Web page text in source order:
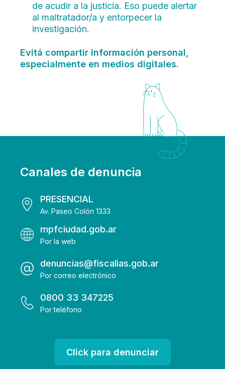
de acudir a la justicia. Eso puede alertar
al maltratador/a y entorpecer la
investigación.
Evitá compartir información personal,
especialmente en medios digitales.
Canales de denuncia
PRESENCIAL
Av. Paseo Colón 1333
mpfciudad.gob.ar
Por la web
denuncias@fiscalias.gob.ar
Por correo electrónico
0800 33 347225
Por teléfono
Click para denunciar